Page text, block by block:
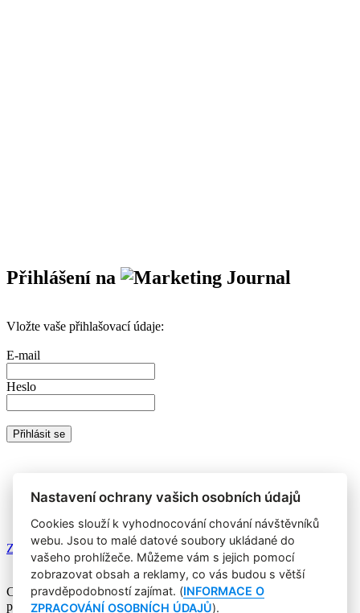
Přihlášení na
Vložte vaše přihlašovací údaje:
E-mail
Heslo
veškerému obsahu Marketing Journalu.
Zapomněli jste heslo?
Copyright © 2004-2020 Focus Agency, s.r.o. Plné znění licenčních
podmínek. ISSN 1803-957X
Nastavení ochrany vašich osobních údajů
Cookies slouží k vyhodnocování chování návštěvníků
webu. Jsou to malé datové soubory ukládané do
vašeho prohlížeče. Můžeme vám s jejich pomocí
zobrazovat obsah a reklamy, co vás budou s větší
pravděpodobností zajímat. (INFORMACE O
ZPRACOVÁNÍ OSOBNÍCH ÚDAJŮ).